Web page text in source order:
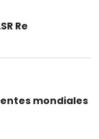
Re
mondiales